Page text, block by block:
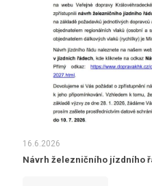
16.6.2026
Návrh železničního jízdního